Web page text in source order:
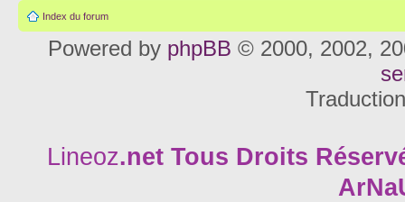
Index du forum
Powered by phpBB © 2000, 2002,
Lineoz.net Tous Droits